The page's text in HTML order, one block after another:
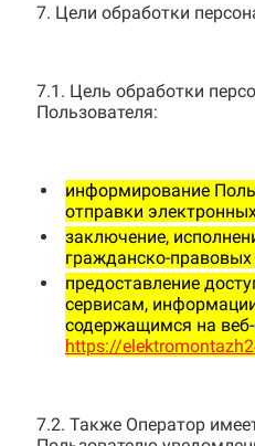
7. Цели обработки
7.1. Цель обработки
Пользователя:
информирование
отправки
заключение,
гражданско-правовых
предоставление
сервисам,
содержащимся на веб-
https://
7.2. Также Оператор